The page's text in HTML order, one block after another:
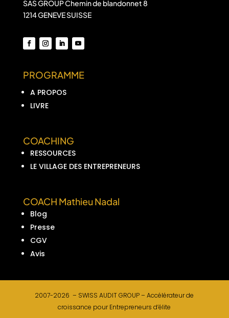
SAS GROUP Chemin de blandonnet 8
1214 GENEVE SUISSE
PROGRAMME
A PROPOS
LIVRE
COACHING
RESSOURCES
LE VILLAGE DES ENTREPRENEURS
COACH Mathieu Nadal
Blog
Presse
CGV
Avis
2007-2026 – SWISS AUDIT GROUP –Accélérateur de
croissance pour Entrepreneurs d’élite